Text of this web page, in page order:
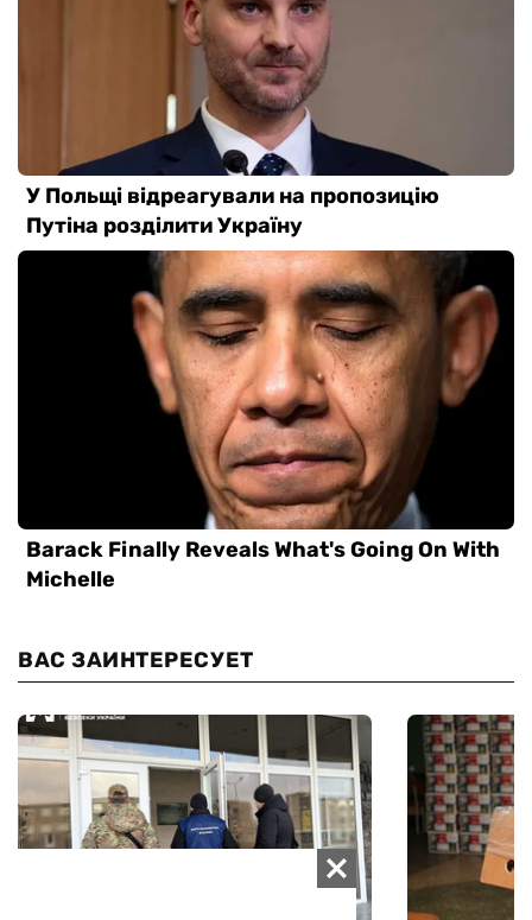
ВАС ЗАИНТЕРЕСУЕТ